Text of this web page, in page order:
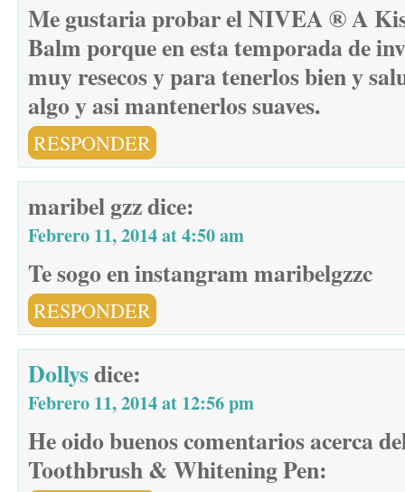
Me gustaria probar el NIVEA ® A
Balm porque en esta temporada de
muy resecos y para tenerlos bien y
algo y asi mantenerlos suaves.
RESPONDER
maribel gzzdice:
Febrero 11, 2014 at 4:50 am
Te sogo en instangram maribelgzzc
RESPONDER
Dollysdice:
Febrero 11, 2014 at 12:56 pm
He oido buenos comentarios acerca
Toothbrush & Whitening Pen: